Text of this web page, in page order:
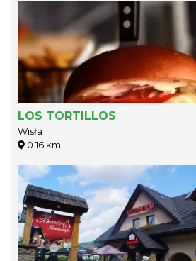
LOS TORTILLOS
Wisła
0.16 km